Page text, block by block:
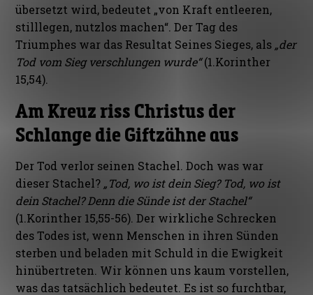
übersetzt wird, bedeutet „von Kraft entleeren,
stilllegen, nutzlos machen“. Der Tag des
Triumphes war das Resultat Seines Sieges, als „der
Tod vom Sieg verschlungen wurde“(1.Korinther
15,54).
Am Kreuz riss Christus der
Schlange die Giftzähne aus
Der Tod verlor seinen Stachel. Doch was war
dieser Stachel? „Tod, wo ist dein Sieg? Tod, wo ist
dein Stachel? Denn die Sünde ist der Stachel“
(1.Korinther 15,55-56). Der wirkliche Schrecken
des Todes ist, wenn Menschen in ihren Sünden
sterben und beladen mit Schuld in die Ewigkeit
hinübertreten. Wir können uns kaum vorstellen,
was das tatsächlich bedeutet. Es ist so furchtbar,